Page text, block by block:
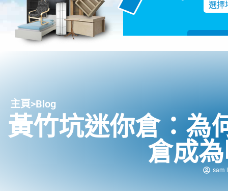
選擇
主頁>Blog
黃竹坑迷你倉：為
倉成
sam